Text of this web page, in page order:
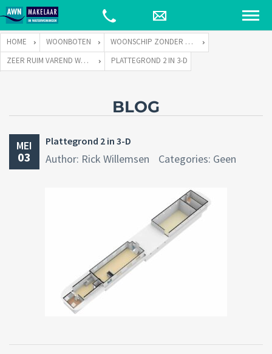
HOME WOONBOTEN
WOONSCHIP ZONDER LIGPLAATS
ZEER RUIM VAREND WOONSCHIP ZONDER LIGPLAATS
PLATTEGROND 2 IN 3-D
BLOG
MEI
03
Plattegrond 2 in 3-D
Author: Rick Willemsen Categories: Geen